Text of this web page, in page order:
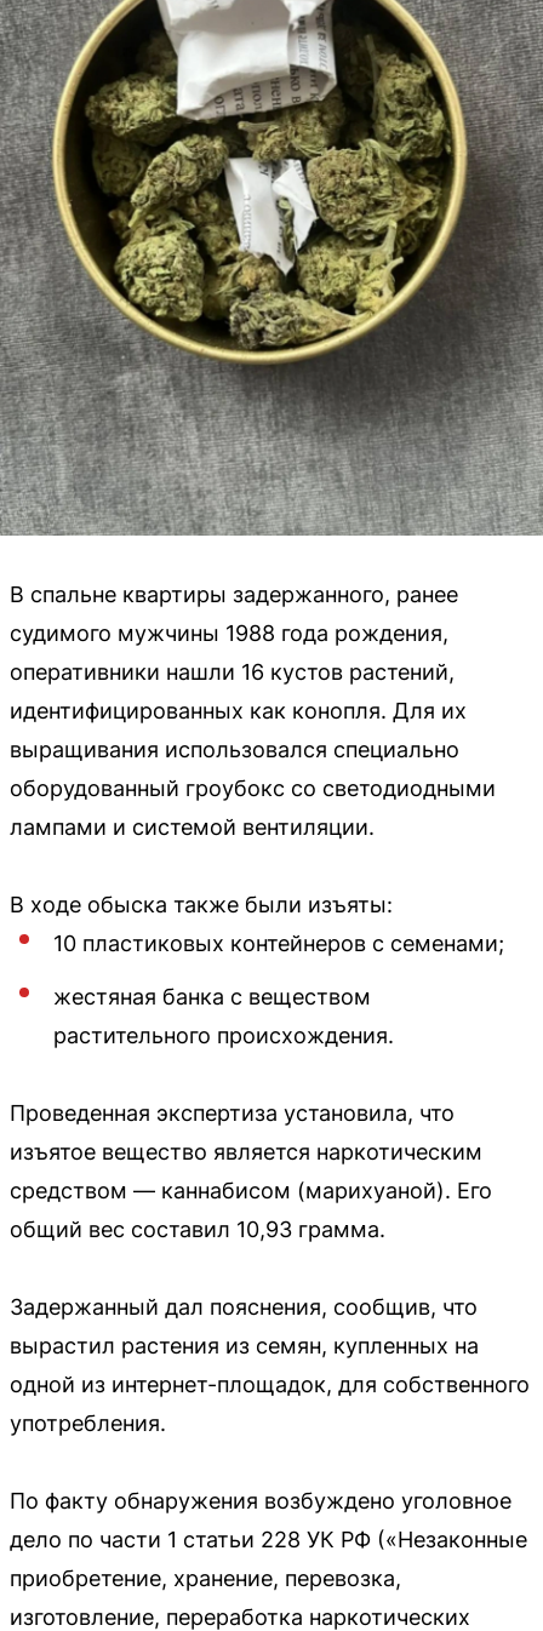
В спальне квартиры задержанного, ранее
судимого мужчины 1988 года рождения,
оперативники нашли 16 кустов растений,
идентифицированных как конопля. Для их
выращивания использовался специально
оборудованный гроубокс со светодиодными
лампами и системой вентиляции.
В ходе обыска также были изъяты:
10 пластиковых контейнеров с семенами;
жестяная банка с веществом
растительного происхождения.
Проведенная экспертиза установила, что
изъятое вещество является наркотическим
средством — каннабисом (марихуаной). Его
общий вес составил 10,93 грамма.
Задержанный дал пояснения, сообщив, что
вырастил растения из семян, купленных на
одной из интернет-площадок, для собственного
употребления.
По факту обнаружения возбуждено уголовное
дело по части 1 статьи 228 УК РФ («Незаконные
приобретение, хранение, перевозка,
изготовление, переработка наркотических